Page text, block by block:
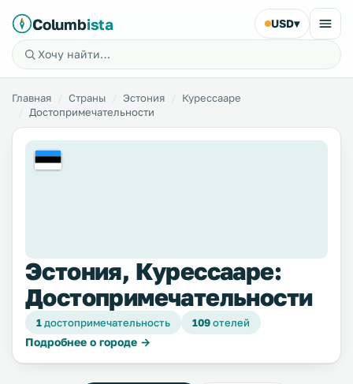
Columbista USD▾
Главная Страны Эстония
Курессааре
Достопримечательности
Эстония, Курессааре:
Достопримечательности
1достопримечательность 109отелей
Подробнее о городе →